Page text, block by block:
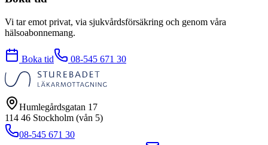
Vi tar emot privat, via sjukvårdsförsäkring och genom våra
hälsoabonnemang.
Boka tid 08-545 671 30
Humlegårdsgatan 17
114 46 Stockholm (vån 5)
08-545 671 30